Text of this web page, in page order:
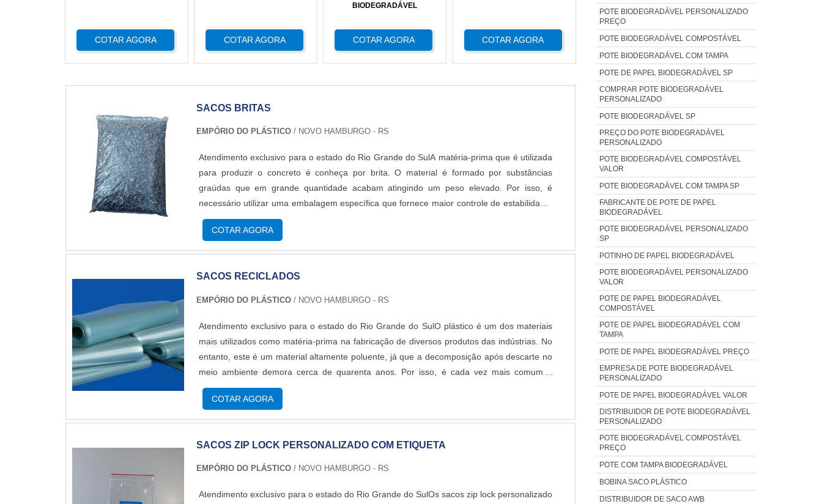
COTAR AGORA COTAR AGORA
BIODEGRADÁVEL
COTAR AGORA COTAR AGORA
SACOS BRITAS
EMPÓRIO DO PLÁSTICO / NOVO HAMBURGO - RS
Atendimento exclusivo para o estado do Rio Grande do SulA matéria-prima que é utilizada
para produzir o concreto é conheça por brita. O material é formado por substâncias
graúdas que em grande quantidade acabam atingindo um peso elevado. Por isso, é
necessário utilizar uma embalagem específica que fornece maior controle de estabilidade,
como os sacos britas.MAIS INFORMAÇÕES RELEVANTES SOBRE O PRODUTOSão
ideais para o transporte de produ...
COTAR AGORA
SACOS RECICLADOS
EMPÓRIO DO PLÁSTICO / NOVO HAMBURGO - RS
Atendimento exclusivo para o estado do Rio Grande do SulO plástico é um dos materiais
mais utilizados como matéria-prima na fabricação de diversos produtos das indústrias. No
entanto, este é um material altamente poluente, já que a decomposição após descarte no
meio ambiente demora cerca de quarenta anos. Por isso, é cada vez mais comum a
utilização de sacos reciclados na produção.DETALHES SOBRE O FUNCIONAMENTO DO
PRODUTOEsses sacos pod...
COTAR AGORA
SACOS ZIP LOCK PERSONALIZADO COM ETIQUETA
EMPÓRIO DO PLÁSTICO / NOVO HAMBURGO - RS
Atendimento exclusivo para o estado do Rio Grande do SulOs sacos zip lock personalizado
POTE BIODEGRADÁVEL PERSONALIZADO
PREÇO
POTE BIODEGRADÁVEL COMPOSTÁVEL
POTE BIODEGRADÁVEL COM TAMPA
POTE DE PAPEL BIODEGRADÁVEL SP
COMPRAR POTE BIODEGRADÁVEL
PERSONALIZADO
POTE BIODEGRADÁVEL SP
PREÇO DO POTE BIODEGRADÁVEL
PERSONALIZADO
POTE BIODEGRADÁVEL COMPOSTÁVEL
VALOR
POTE BIODEGRADÁVEL COM TAMPA SP
FABRICANTE DE POTE DE PAPEL
BIODEGRADÁVEL
POTE BIODEGRADÁVEL PERSONALIZADO
SP
POTINHO DE PAPEL BIODEGRADÁVEL
POTE BIODEGRADÁVEL PERSONALIZADO
VALOR
POTE DE PAPEL BIODEGRADÁVEL
COMPOSTÁVEL
POTE DE PAPEL BIODEGRADÁVEL COM
TAMPA
POTE DE PAPEL BIODEGRADÁVEL PREÇO
EMPRESA DE POTE BIODEGRADÁVEL
PERSONALIZADO
POTE DE PAPEL BIODEGRADÁVEL VALOR
DISTRIBUIDOR DE POTE BIODEGRADÁVEL
PERSONALIZADO
POTE BIODEGRADÁVEL COMPOSTÁVEL
PREÇO
POTE COM TAMPA BIODEGRADÁVEL
BOBINA SACO PLÁSTICO
DISTRIBUIDOR DE SACO AWB